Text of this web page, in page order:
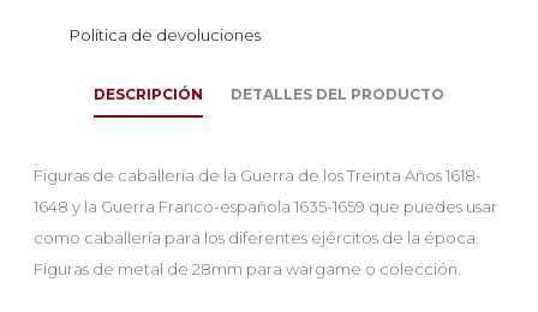
Política de devoluciones
DESCRIPCIÓN DETALLES DEL PRODUCTO
Figuras de caballería de la Guerra de los Treinta Años 1618-
1648 y la Guerra Franco-española 1635-1659 que puedes usar
como caballería para los diferentes ejércitos de la época.
Figuras de metal de 28mm para wargame o colección.